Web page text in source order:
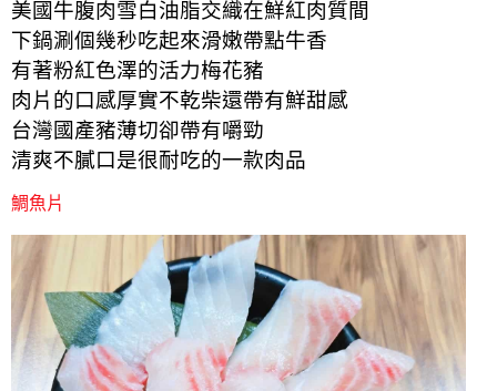
美國牛腹肉雪白油脂交織在鮮紅肉質間
下鍋涮個幾秒吃起來滑嫩帶點牛香
有著粉紅色澤的活力梅花豬
肉片的口感厚實不乾柴還帶有鮮甜感
台灣國產豬薄切卻帶有嚼勁
清爽不膩口是很耐吃的一款肉品
鯛魚片